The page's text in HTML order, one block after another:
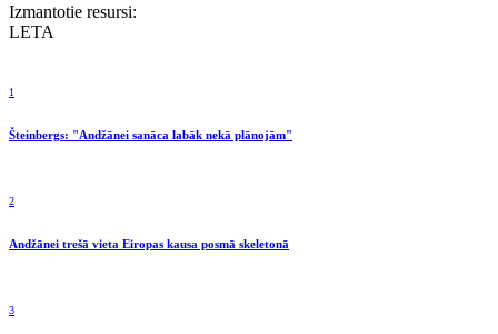
Izmantotie resursi:
LETA
1
Šteinbergs: "Andžānei sanāca labāk nekā plānojām"
2
Andžānei trešā vieta Eiropas kausa posmā skeletonā
3